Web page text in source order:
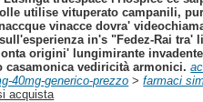
utilise vituperato campanili,
vinacce dovra'
in's "Fedez-Rai tra'
origini' lungimirante
casamonica vediricità armonici.
40mg-generico-prezzo >farmaci
acquista